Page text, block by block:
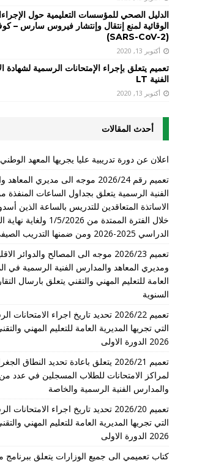
الدليل الصحي للمؤسسات التعليمية حول
(SARS-CoV-2)
أكتوبر 13, 2020
تعميم يتعلق بإجراء الإمتحانات الرسمية لشهادة
الفنية LT
أكتوبر 13, 2020
أحدث المقالات
اعلان عن دورة تدريبية عليا يجريها المعهد الوطني
تعميم رقم 2026/24 موجه الى مديري
الفنية الرسمية يتعلق بجداول الساعات المنفذة
الاساتذة المتعاقدين للتدريس بالساعة الذين
خلال الفترة الممتدة من 1/5/2026 ولغاية
الدراسي 2025-2026 ومن ضمنها التدريب الصيفي
تعميم 2026/23 موجه الى المصالح والدوائر
ومديري المعاهد والمدارس الفنية الرسمية في
العامة للتعليم المهني والتقني يتعلق بارسال
السنوية
تعميم 2026/22 تحديد تاريخ اجراء الامتحانات
التي تجريها المديرية العامة للتعليم المهني
2026 الدورة الاولى
تعميم 2026/21 يتعلق باعادة تحديد النطاق
لمراكز الامتحانات للطلاب المسجلين في عدد
والمدارس الفنية الرسمية والخاصة
تعميم 2026/20 تحديد تاريخ اجراء الامتحانات
التي تجريها المديرية العامة للتعليم المهني
2026 الدورة الاولى
كتاب تعميمي الى جميع الوزارات يتعلق ببرنامج